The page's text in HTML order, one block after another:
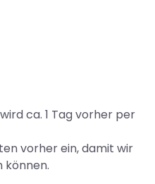
ca. 1 Tag vorher per
vorher ein, damit wir
können.